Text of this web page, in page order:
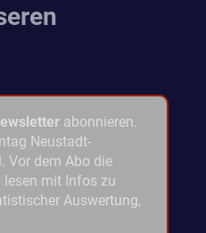
abonnieren.
Neustadt-
Vor dem Abo die
lesen mit Infos zu
Auswertung,